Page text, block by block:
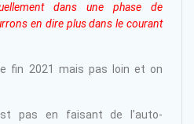
dans une phase de
en dire plus dans le courant
fin 2021 mais pas loin et on
pas en faisant de l’auto-